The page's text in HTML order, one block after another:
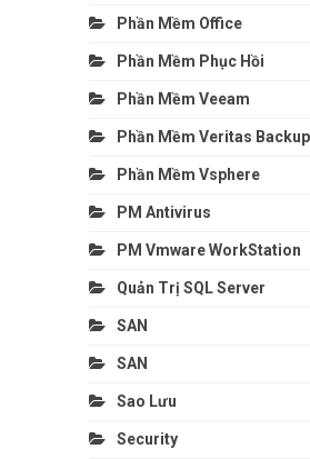
Phần Mềm Office
Phần Mềm Phục Hồi
Phần Mềm Veeam
Phần Mềm Veritas
Phần Mềm Vsphere
PM Antivirus
PM Vmware WorkStation
Quản Trị SQL Server
SAN
SAN
Sao Lưu
Security